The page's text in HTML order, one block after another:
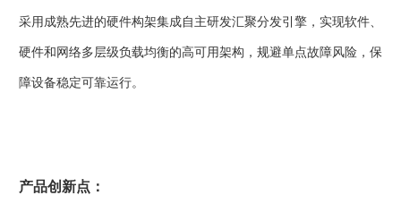
采用成熟先进的硬件构架集成自主研发汇聚分发引擎，实现软件、
硬件和网络多层级负载均衡的高可用架构，规避单点故障风险，保
障设备稳定可靠运行。
产品创新点：